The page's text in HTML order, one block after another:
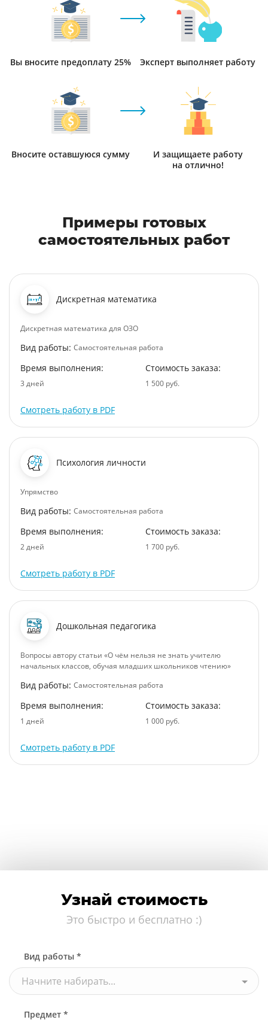
Вы вносите предоплату 25% Эксперт выполняет работу
Вносите оставшуюся сумму
И защищаете работу
на отлично!
Примеры готовых
самостоятельных работ
Дискретная математика
Дискретная математика для ОЗО
Вид работы: Самостоятельная работа
Время выполнения:
3 дней
Стоимость заказа:
1 500 руб.
Смотреть работу в PDF
Психология личности
Упрямство
Вид работы: Самостоятельная работа
Время выполнения:
2 дней
Стоимость заказа:
1 700 руб.
Смотреть работу в PDF
Дошкольная педагогика
Вопросы автору статьи «О чём нельзя не знать учителю
начальных классов, обучая младших школьников чтению»
Вид работы: Самостоятельная работа
Время выполнения:
1 дней
Стоимость заказа:
1 000 руб.
Смотреть работу в PDF
Узнай стоимость
Это быстро и бесплатно :)
Вид работы *
Начните набирать...
Предмет *